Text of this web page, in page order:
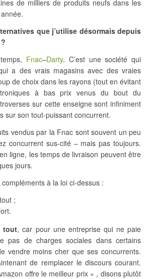
de milliers de produits neufs dans les
que j’utilise désormais depuis
Fnac–Darty. C’est une société qui
a des vrais magasins avec des vraies
de choix dans les rayons (tout en évitant
à bas prix venus du bout du
sur cette enseigne sont infiniment
sur son tout-puissant concurrent.
vendus par la Fnac sont souvent un peu
concurrent sus-cité – mais pas toujours.
ligne, les temps de livraison peuvent être
jours.
à la loi ci-dessus :
;
tout, car pour une entreprise qui ne paie
pas de charges sociales dans certains
vendre moins cher que ses concurrents.
de remplacer le discours courant.
offre le meilleur prix « , disons plutôt